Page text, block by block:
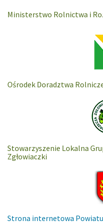
Ministerstwo Rolnictwa i
Ośrodek Doradztwa
Stowarzyszenie Lokalna
Zgłowiaczki
Strona internetowa Powiatu